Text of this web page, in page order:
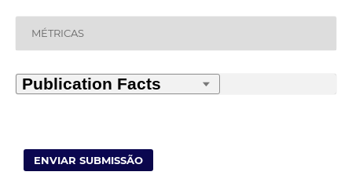
MÉTRICAS
ENVIAR SUBMISSÃO